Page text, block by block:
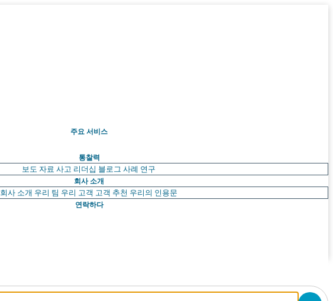
주요 서비스
통찰력
보도 자료 사고 리더십 블로그 사례 연구
회사 소개
회사 소개 우리 팀 우리 고객 고객 추천 우리의 인용문
연락하다